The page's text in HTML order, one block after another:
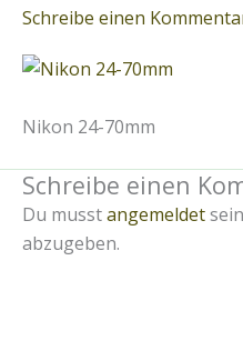
Schreibe einen
Nikon 24-70mm
Schreibe einen
Du musstangemeldet
abzugeben.